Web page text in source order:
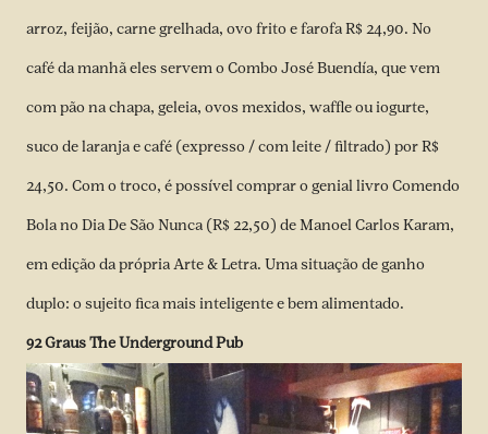
arroz, feijão, carne grelhada, ovo frito e farofa R$ 24,90. No
café da manhã eles servem o Combo José Buendía, que vem
com pão na chapa, geleia, ovos mexidos, waffle ou iogurte,
suco de laranja e café (expresso / com leite / filtrado) por R$
24,50. Com o troco, é possível comprar o genial livro Comendo
Bola no Dia De São Nunca (R$ 22,50) de Manoel Carlos Karam,
em edição da própria Arte & Letra. Uma situação de ganho
duplo: o sujeito fica mais inteligente e bem alimentado.
92 Graus The Underground Pub